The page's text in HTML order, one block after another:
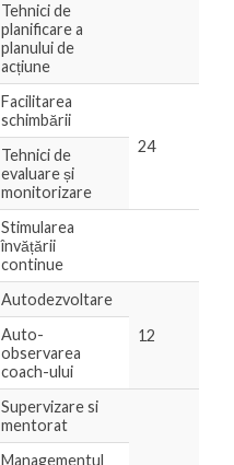
Tehnici de
planificare a
planului de
acțiune
Facilitarea
schimbării
24
Tehnici de
evaluare și
monitorizare
Stimularea
învățării
continue
Autodezvoltare
12
Auto-
observarea
coach-ului
Supervizare si
mentorat
Managementul